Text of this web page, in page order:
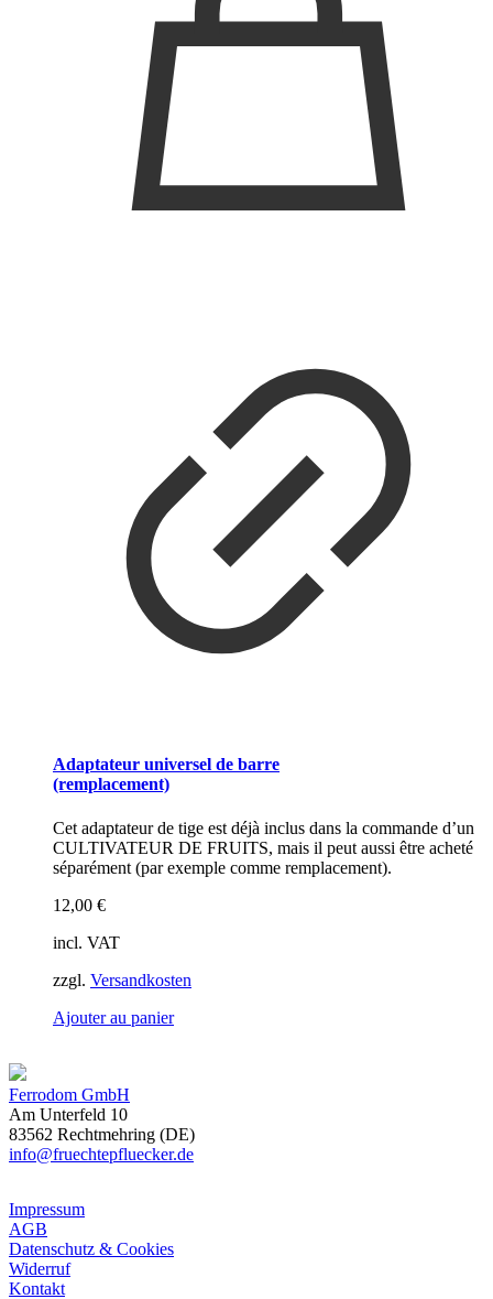
Adaptateur universel de barre
(remplacement)
Cet adaptateur de tige est déjà inclus dans la commande d’un
CULTIVATEUR DE FRUITS, mais il peut aussi être acheté
séparément (par exemple comme remplacement).
12,00 €
incl. VAT
zzgl. Versandkosten
Ajouter au panier
Ferrodom GmbH
Am Unterfeld 10
83562 Rechtmehring (DE)
info@fruechtepfluecker.de
Impressum
AGB
Datenschutz & Cookies
Widerruf
Kontakt